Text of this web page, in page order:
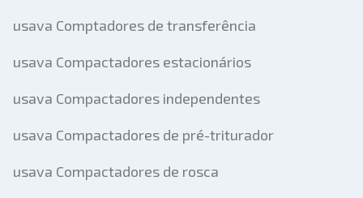
usava Comptadores de transferência
usava Compactadores estacionários
usava Compactadores independentes
usava Compactadores de pré-triturador
usava Compactadores de rosca